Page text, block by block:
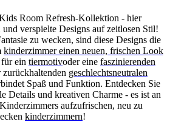
Room Refresh-Kollektion - hier
verspielte Designs auf zeitlosen Stil!
zu wecken, sind diese Designs die
kinderzimmer einen neuen, frischen Look
ein tiermotivoder eine faszinierenden
zurückhaltenden geschlechtsneutralen
Spaß und Funktion. Entdecken Sie
Details und kreativen Charme - es ist an
aufzufrischen, neu zu
kinderzimmern!